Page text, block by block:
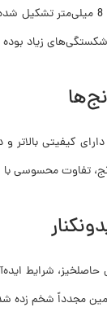
برنج کشت دوم
شکستگی‌های زیاد
دارای کیفیتی
تفاوت محسوسی با
حاصلخیز، شرایط
مجدداً شخم